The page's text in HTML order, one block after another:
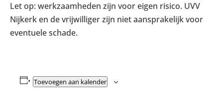
Let op: werkzaamheden zijn voor eigen risico. UVV
Nijkerk en de vrijwilliger zijn niet aansprakelijk voor
eventuele schade.
Toevoegen aan kalender